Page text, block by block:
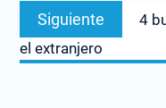
Siguiente
4
el extranjero